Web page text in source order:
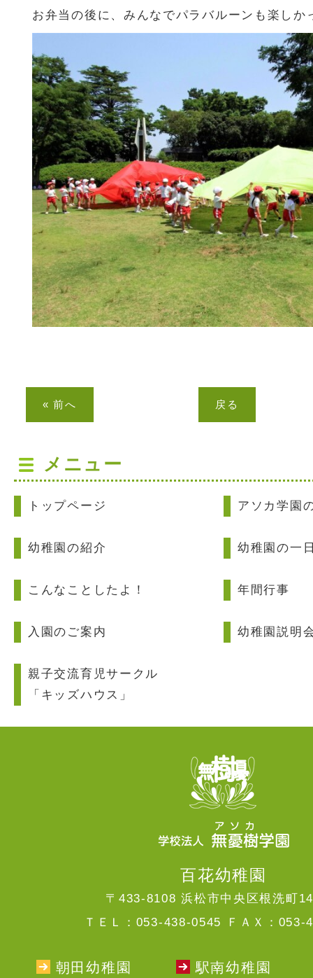
お弁当の後に、みんなでパラバルーンも楽しか
« 前へ 戻る
メニュー
トップページ アソカ学園
幼稚園の紹介 幼稚園の一
こんなことしたよ！ 年間行事
入園のご案内 幼稚園説明
親子交流育児サークル
「キッズハウス」
百花幼稚園
〒433-8108 浜松市中央区根洗町
ＴＥＬ：053-438-0545 ＦＡＸ：053-
朝田幼稚園 駅南幼稚園